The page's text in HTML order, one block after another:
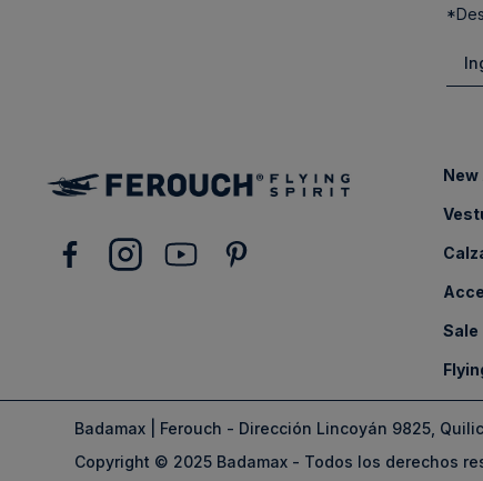
Sale
Badamax | Ferouch - Dirección Lincoyán 9825,
Copyright © 2025 Badamax - Todos los derechos